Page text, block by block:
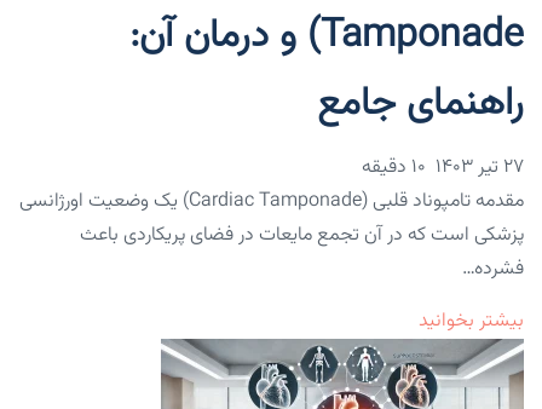
Tamponade) و درمان آن:
راهنمای جامع
۲۷ تیر ۱۴۰۳
مقدمه تامپوناد قلبی (Cardiac Tamponade) یک وضعیت اورژانسی
پزشکی است که در آن تجمع مایعات در فضای پریکاردی باعث
فشرده…
بیشتر بخوانید